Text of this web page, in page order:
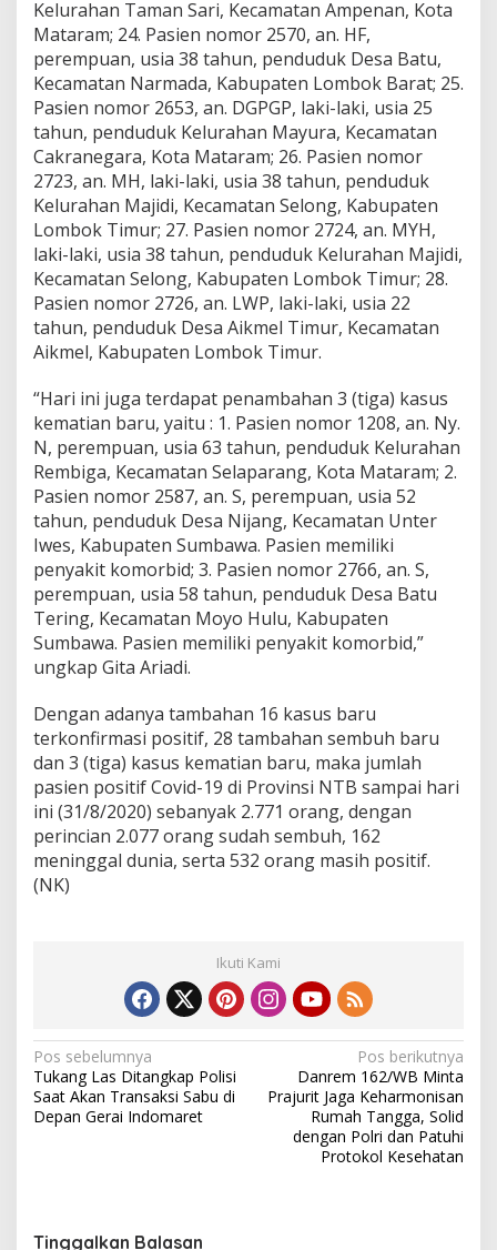
Kelurahan Taman Sari, Kecamatan Ampenan, Kota
Mataram; 24. Pasien nomor 2570, an. HF,
perempuan, usia 38 tahun, penduduk Desa Batu,
Kecamatan Narmada, Kabupaten Lombok Barat; 25.
Pasien nomor 2653, an. DGPGP, laki-laki, usia 25
tahun, penduduk Kelurahan Mayura, Kecamatan
Cakranegara, Kota Mataram; 26. Pasien nomor
2723, an. MH, laki-laki, usia 38 tahun, penduduk
Kelurahan Majidi, Kecamatan Selong, Kabupaten
Lombok Timur; 27. Pasien nomor 2724, an. MYH,
laki-laki, usia 38 tahun, penduduk Kelurahan Majidi,
Kecamatan Selong, Kabupaten Lombok Timur; 28.
Pasien nomor 2726, an. LWP, laki-laki, usia 22
tahun, penduduk Desa Aikmel Timur, Kecamatan
Aikmel, Kabupaten Lombok Timur.
“Hari ini juga terdapat penambahan 3 (tiga) kasus
kematian baru, yaitu : 1. Pasien nomor 1208, an. Ny.
N, perempuan, usia 63 tahun, penduduk Kelurahan
Rembiga, Kecamatan Selaparang, Kota Mataram; 2.
Pasien nomor 2587, an. S, perempuan, usia 52
tahun, penduduk Desa Nijang, Kecamatan Unter
Iwes, Kabupaten Sumbawa. Pasien memiliki
penyakit komorbid; 3. Pasien nomor 2766, an. S,
perempuan, usia 58 tahun, penduduk Desa Batu
Tering, Kecamatan Moyo Hulu, Kabupaten
Sumbawa. Pasien memiliki penyakit komorbid,”
ungkap Gita Ariadi.
Dengan adanya tambahan 16 kasus baru
terkonfirmasi positif, 28 tambahan sembuh baru
dan 3 (tiga) kasus kematian baru, maka jumlah
pasien positif Covid-19 di Provinsi NTB sampai hari
ini (31/8/2020) sebanyak 2.771 orang, dengan
perincian 2.077 orang sudah sembuh, 162
meninggal dunia, serta 532 orang masih positif.
(NK)
Ikuti Kami
N
a
v
Pos sebelumnya
Tukang Las Ditangkap Polisi
Saat Akan Transaksi Sabu di
Depan Gerai Indomaret
Pos berikutnya
Danrem 162/WB Minta
Prajurit Jaga Keharmonisan
Rumah Tangga, Solid
dengan Polri dan Patuhi
Protokol Kesehatan
Tinggalkan Balasan